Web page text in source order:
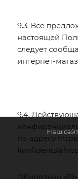
9.3. Все
настоящей
следует
интернет-
9.4.
по адресу
Обновлено
Наш